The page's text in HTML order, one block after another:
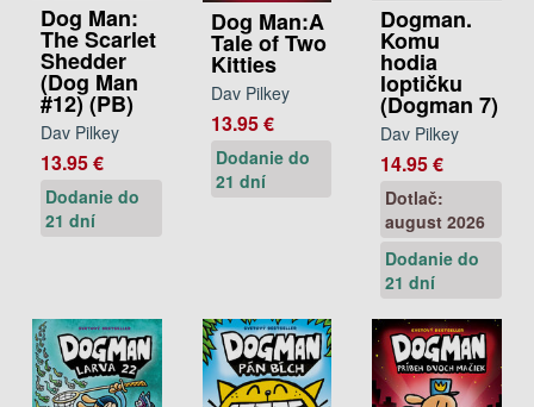
Dog Man:
The Scarlet
Shedder
(Dog Man
#12) (PB)
Dav Pilkey
13.95 €
Dodanie do
21 dní
Dog Man:A
Tale of Two
Kitties
Dav Pilkey
13.95 €
Dodanie do
21 dní
Dogman.
Komu
hodia
loptičku
(Dogman 7)
Dav Pilkey
14.95 €
Dotlač:
august 2026
Dodanie do
21 dní